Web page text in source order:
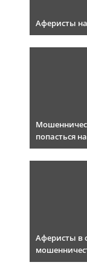
Аферисты
попасться
Аферисты в